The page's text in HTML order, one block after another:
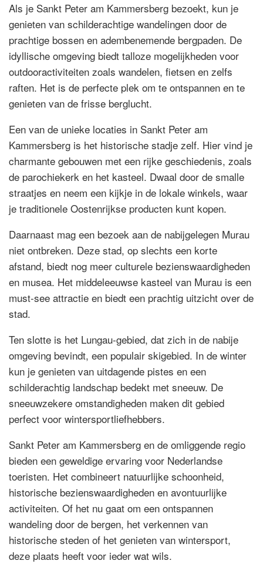
Als je Sankt Peter am Kammersberg bezoekt, kun je
genieten van schilderachtige wandelingen door de
prachtige bossen en adembenemende bergpaden. De
idyllische omgeving biedt talloze mogelijkheden voor
outdooractiviteiten zoals wandelen, fietsen en zelfs
raften. Het is de perfecte plek om te ontspannen en te
genieten van de frisse berglucht.
Een van de unieke locaties in Sankt Peter am
Kammersberg is het historische stadje zelf. Hier vind je
charmante gebouwen met een rijke geschiedenis, zoals
de parochiekerk en het kasteel. Dwaal door de smalle
straatjes en neem een kijkje in de lokale winkels, waar
je traditionele Oostenrijkse producten kunt kopen.
Daarnaast mag een bezoek aan de nabijgelegen Murau
niet ontbreken. Deze stad, op slechts een korte
afstand, biedt nog meer culturele bezienswaardigheden
en musea. Het middeleeuwse kasteel van Murau is een
must-see attractie en biedt een prachtig uitzicht over de
stad.
Ten slotte is het Lungau-gebied, dat zich in de nabije
omgeving bevindt, een populair skigebied. In de winter
kun je genieten van uitdagende pistes en een
schilderachtig landschap bedekt met sneeuw. De
sneeuwzekere omstandigheden maken dit gebied
perfect voor wintersportliefhebbers.
Sankt Peter am Kammersberg en de omliggende regio
bieden een geweldige ervaring voor Nederlandse
toeristen. Het combineert natuurlijke schoonheid,
historische bezienswaardigheden en avontuurlijke
activiteiten. Of het nu gaat om een ontspannen
wandeling door de bergen, het verkennen van
historische steden of het genieten van wintersport,
deze plaats heeft voor ieder wat wils.